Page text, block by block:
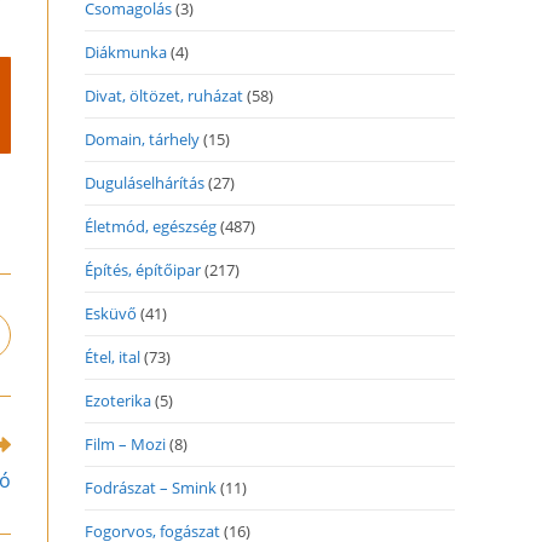
Csomagolás(3)
Diákmunka(4)
Divat, öltözet, ruházat(58)
Domain, tárhely(15)
Duguláselhárítás(27)
Életmód, egészség(487)
Építés, építőipar(217)
Esküvő (41)
Étel, ital(73)
Ezoterika(5)
Film – Mozi(8)
Fodrászat – Smink(11)
Fogorvos, fogászat(16)